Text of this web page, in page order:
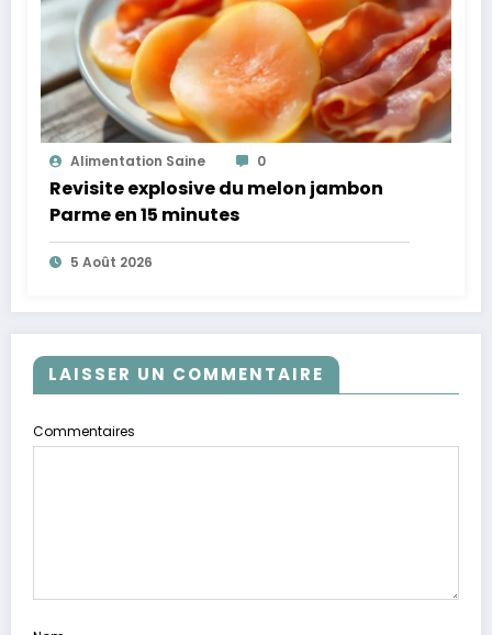
Alimentation Saine 0
Revisite explosive du melon jambon
Parme en 15 minutes
5 Août 2026
LAISSER UN COMMENTAIRE
Commentaires